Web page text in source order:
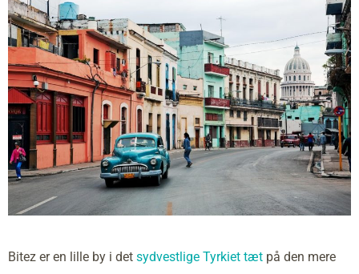
Bitez er en lille by i det sydvestlige Tyrkiet tæt på den mere